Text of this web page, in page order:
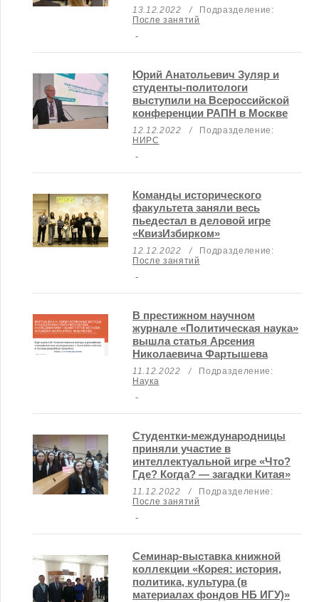
13.12.2022 /Подразделение:
После занятий
-
Юрий Анатольевич Зуляр и
студенты-политологи
выступили на Всероссийской
конференции РАПН в Москве
12.12.2022 /Подразделение:
НИРС
-
Команды исторического
факультета заняли весь
пьедестал в деловой игре
«КвизИзбирком»
12.12.2022 /Подразделение:
После занятий
-
В престижном научном
журнале «Политическая наука»
вышла статья Арсения
Николаевича Фартышева
11.12.2022 /Подразделение:
Наука
-
Студентки-международницы
приняли участие в
интеллектуальной игре «Что?
Где? Когда? — загадки Китая»
11.12.2022 /Подразделение:
После занятий
-
Семинар-выставка книжной
коллекции «Корея: история,
политика, культура (в
материалах фондов НБ ИГУ)»